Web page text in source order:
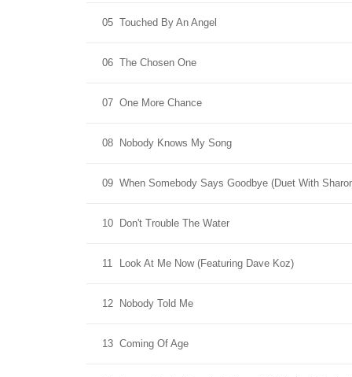
05 Touched By An Angel
06 The Chosen One
07 One More Chance
08 Nobody Knows My Song
09 When Somebody Says Goodbye (Duet With
10 Don't Trouble The Water
11 Look At Me Now (Featuring Dave Koz)
12 Nobody Told Me
13 Coming Of Age